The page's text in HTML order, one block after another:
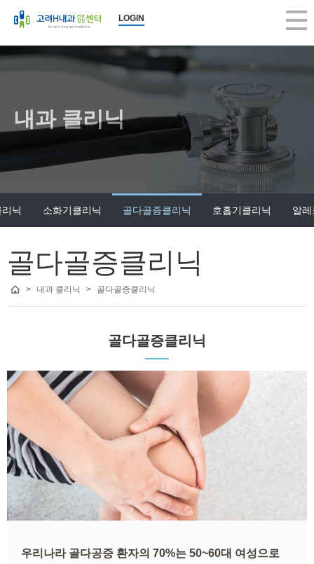
LOGIN
내과 클리닉
닉 소화기클리닉 골다골증클리닉 호흡기클리닉 알
골다골증클리닉
> 내과 클리닉 > 골다골증클리닉
골다골증클리닉
우리나라 골다공증 환자의 70%는 50~60대 여성으로